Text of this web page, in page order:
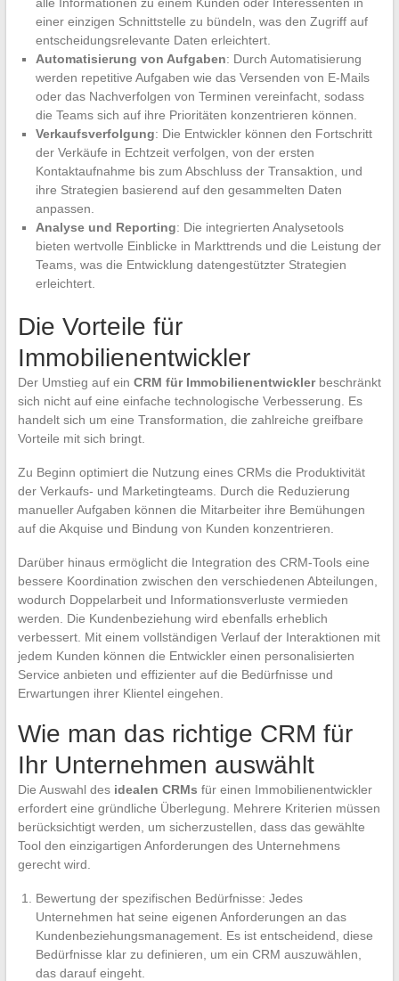
einer einzigen Schnittstelle zu bündeln, was den Zugriff auf
entscheidungsrelevante Daten erleichtert.
Automatisierung von Aufgaben: Durch Automatisierung
werden repetitive Aufgaben wie das Versenden von E-Mails
oder das Nachverfolgen von Terminen vereinfacht, sodass
die Teams sich auf ihre Prioritäten konzentrieren können.
Verkaufsverfolgung: Die Entwickler können den Fortschritt
der Verkäufe in Echtzeit verfolgen, von der ersten
Kontaktaufnahme bis zum Abschluss der Transaktion, und
ihre Strategien basierend auf den gesammelten Daten
anpassen.
Analyse und Reporting: Die integrierten Analysetools
bieten wertvolle Einblicke in Markttrends und die Leistung der
Teams, was die Entwicklung datengestützter Strategien
erleichtert.
Die Vorteile für
Immobilienentwickler
Der Umstieg auf ein CRM für Immobilienentwicklerbeschränkt
sich nicht auf eine einfache technologische Verbesserung. Es
handelt sich um eine Transformation, die zahlreiche greifbare
Vorteile mit sich bringt.
Zu Beginn optimiert die Nutzung eines CRMs die Produktivität
der Verkaufs- und Marketingteams. Durch die Reduzierung
manueller Aufgaben können die Mitarbeiter ihre Bemühungen
auf die Akquise und Bindung von Kunden konzentrieren.
Darüber hinaus ermöglicht die Integration des CRM-Tools eine
bessere Koordination zwischen den verschiedenen Abteilungen,
wodurch Doppelarbeit und Informationsverluste vermieden
werden. Die Kundenbeziehung wird ebenfalls erheblich
verbessert. Mit einem vollständigen Verlauf der Interaktionen mit
jedem Kunden können die Entwickler einen personalisierten
Service anbieten und effizienter auf die Bedürfnisse und
Erwartungen ihrer Klientel eingehen.
Wie man das richtige CRM für
Ihr Unternehmen auswählt
Die Auswahl des idealen CRMs für einen Immobilienentwickler
erfordert eine gründliche Überlegung. Mehrere Kriterien müssen
berücksichtigt werden, um sicherzustellen, dass das gewählte
Tool den einzigartigen Anforderungen des Unternehmens
gerecht wird.
Bewertung der spezifischen Bedürfnisse: Jedes
Unternehmen hat seine eigenen Anforderungen an das
Kundenbeziehungsmanagement. Es ist entscheidend, diese
Bedürfnisse klar zu definieren, um ein CRM auszuwählen,
das darauf eingeht.